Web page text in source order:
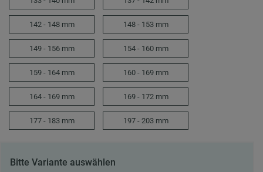
142 - 148 mm 148 - 153 mm
149 - 156 mm 154 - 160 mm
159 - 164 mm 160 - 169 mm
164 - 169 mm 169 - 172 mm
177 - 183 mm 197 - 203 mm
Bitte Variante auswählen